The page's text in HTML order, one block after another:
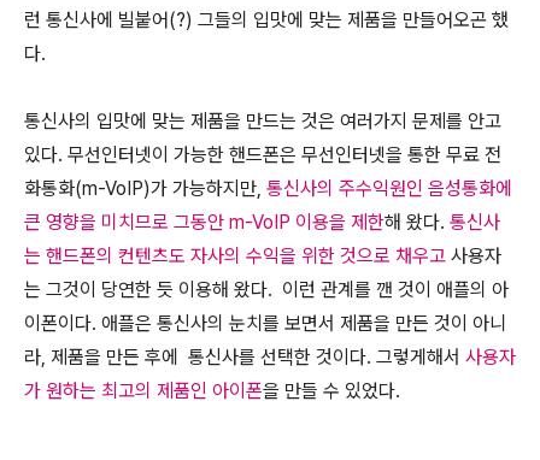
런 통신사에 빌붙어(?) 그들의 입맛에 맞는 제품을 만들어오곤 했
다.
통신사의 입맛에 맞는 제품을 만드는 것은 여러가지 문제를 안고
있다. 무선인터넷이 가능한 핸드폰은 무선인터넷을 통한 무료 전
화통화(m-VoIP)가 가능하지만, 통신사의 주수익원인 음성통화에
큰 영향을 미치므로 그동안 m-VoIP 이용을 제한해 왔다. 통신사
는 핸드폰의 컨텐츠도 자사의 수익을 위한 것으로 채우고 사용자
는 그것이 당연한 듯 이용해 왔다. 이런 관계를 깬 것이 애플의 아
이폰이다. 애플은 통신사의 눈치를 보면서 제품을 만든 것이 아니
라, 제품을 만든 후에 통신사를 선택한 것이다. 그렇게해서 사용자
가 원하는 최고의 제품인 아이폰을 만들 수 있었다.